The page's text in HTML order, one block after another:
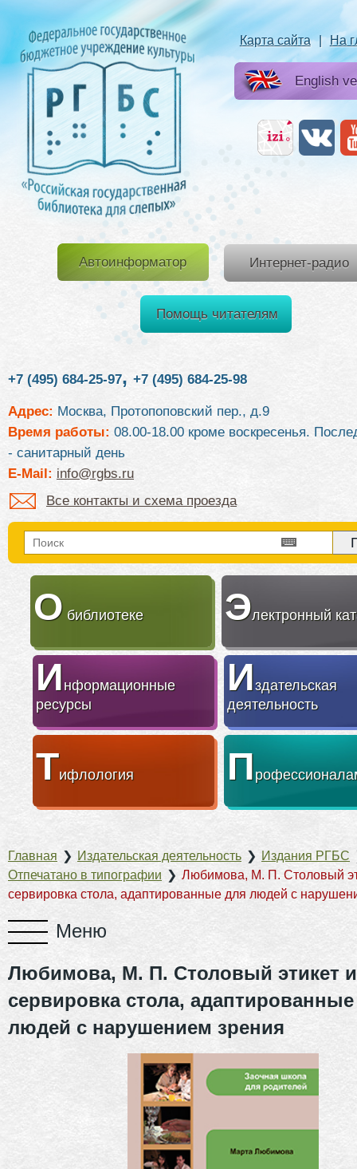
Карта сайта | На
English
Автоинформатор Интернет-радио
Помощь читателям
+7 (495) 684-25-97, +7 (495) 684-25-98
Адрес: Москва, Протопоповский пер., д.9
Время работы: 08.00-18.00 кроме воскресенья.
- санитарный день
E-Mail: info@rgbs.ru
Все контакты и схема проезда
О библиотеке Электронный
Информационные
ресурсы
Издательская
деятельность
Тифлология П
Главная ❯ Издательская деятельность ❯ Издания РГБС
Отпечатано в типографии ❯ Любимова, М. П. Столовый
сервировка стола, адаптированные для людей с
Любимова, М. П. Столовый этикет и
сервировка стола,
людей с нарушением зрения